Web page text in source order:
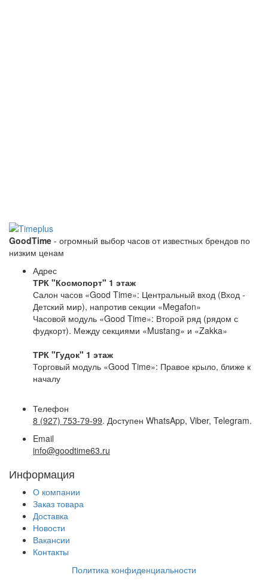
GoodTime - огромный выбор часов от известных брендов по
низким ценам
Адрес
ТРК "Космопорт" 1 этаж
Салон часов «Good Time»: Центральный вход (Вход -
Детский мир), напротив секции «Megafon»
Часовой модуль «Good Time»: Второй ряд (рядом с
фудкорт). Между секциями «Mustang» и «Zakka»
ТРК "Гудок" 1 этаж
Торговый модуль «Good Time»: Правое крыло, ближе к
началу
Телефон
8 (927) 753-79-99. Доступен WhatsApp, Viber, Telegram.
Email
info@goodtime63.ru
Информация
О компании
Заказ товара
Доставка
Новости
Вакансии
Контакты
Политика конфиденциальности